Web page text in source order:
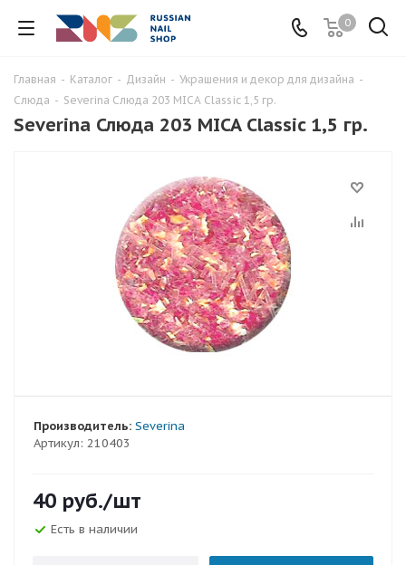
0
Главная - Каталог - Дизайн - Украшения и декор для дизайна -
Слюда - Severina Слюда 203 MICA Classic 1,5 гр.
Severina Слюда 203 MICA Classic 1,5 гр.
Артикул: 210403
Производитель: Severina
40 руб./шт
Есть в наличии